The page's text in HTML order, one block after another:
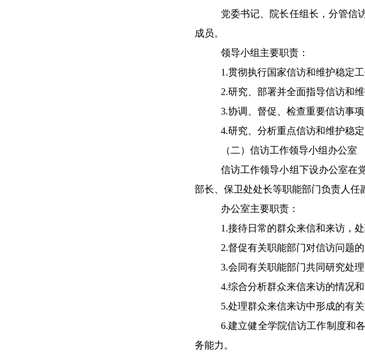
党委书记、院长任组长，分管信
成员。
领导小组 主要职责：
1 .贯彻执行国家信访和维护稳定
2.研究、部署并全面指导信访和
3.协调、督促、检查重要信访事
4.研究、分析重点信访和维护稳
（二）信访工作领导小组办公室
信访工作领导小组下设办公室在
部长、 保卫处处长等职能部门负责人 任
办公室主要职责：
1 .接待日常的群众来信和来访，
2.督促有关职能部门对信访问题
3.会同有关职能部门共同研究处
4.综合分析群众来信来访的情况
5.处理群众来信来访中形成的有
6.建立健全学院信访工作制度和
务能力。